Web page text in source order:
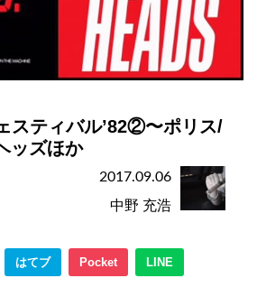
スティバル’82②〜ポリス/
ッズほか
2017.09.06
中野 充浩
はてブ Pocket LINE